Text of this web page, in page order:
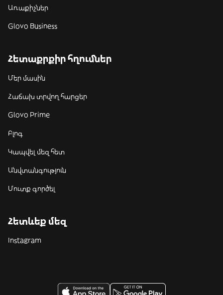
Առաքիչներ
Glovo Business
Հետաքրքիր հղումներ
Մեր մասին
Հաճախ տրվող հարցեր
Glovo Prime
Բլոգ
Կապվել մեզ հետ
Անվտանգություն
Մուտք գործել
Հետևեք մեզ
Instagram